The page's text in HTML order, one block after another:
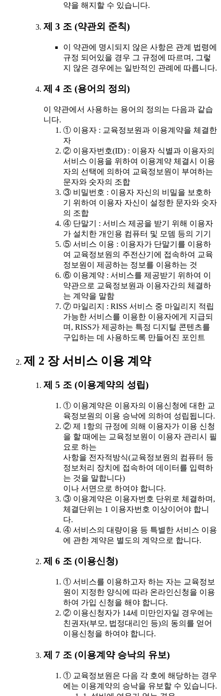
약을 해지할 수 있습니다.
제 3 조 (약관외 준칙)
이 약관에 명시되지 않은 사항은 관계 법령에
규정 되어있을 경우 그 규정에 따르며, 그렇
지 않은 경우에는 일반적인 관례에 따릅니다.
제 4 조 (용어의 정의)
이 약관에서 사용하는 용어의 정의는 다음과 같습
니다.
① 이용자 : 교육정보원과 이용계약을 체결한
자
② 이용자번호(ID) : 이용자 식별과 이용자의
서비스 이용을 위하여 이용계약 체결시 이용
자의 선택에 의하여 교육정보원이 부여하는
문자와 숫자의 조합
③ 비밀번호 : 이용자 자신의 비밀을 보호하
기 위하여 이용자 자신이 설정한 문자와 숫자
의 조합
④ 단말기 : 서비스 제공을 받기 위해 이용자
가 설치한 개인용 컴퓨터 및 모뎀 등의 기기
⑤ 서비스 이용 : 이용자가 단말기를 이용하
여 교육정보원의 주전산기에 접속하여 교육
정보원이 제공하는 정보를 이용하는 것
⑥ 이용계약 : 서비스를 제공받기 위하여 이
약관으로 교육정보원과 이용자간의 체결하
는 계약을 말함
⑦ 마일리지 : RISS 서비스 중 마일리지 적립
가능한 서비스를 이용한 이용자에게 지급되
며, RISS가 제공하는 특정 디지털 콘텐츠를
구입하는 데 사용하도록 만들어진 포인트
제 2 장 서비스 이용 계약
제 5 조 (이용계약의 성립)
① 이용계약은 이용자의 이용신청에 대한 교
육정보원의 이용 승낙에 의하여 성립됩니다.
② 제 1항의 규정에 의해 이용자가 이용 신청
을 할 때에는 교육정보원이 이용자 관리시 필
요로 하는
사항을 전자적방식(교육정보원의 컴퓨터 등
정보처리 장치에 접속하여 데이터를 입력하
는 것을 말합니다)
이나 서면으로 하여야 합니다.
③ 이용계약은 이용자번호 단위로 체결하며,
체결단위는 1 이용자번호 이상이어야 합니
다.
④ 서비스의 대량이용 등 특별한 서비스 이용
에 관한 계약은 별도의 계약으로 합니다.
제 6 조 (이용신청)
① 서비스를 이용하고자 하는 자는 교육정보
원이 지정한 양식에 따라 온라인신청을 이용
하여 가입 신청을 해야 합니다.
② 이용신청자가 14세 미만인자일 경우에는
친권자(부모, 법정대리인 등)의 동의를 얻어
이용신청을 하여야 합니다.
제 7 조 (이용계약 승낙의 유보)
① 교육정보원은 다음 각 호에 해당하는 경우
에는 이용계약의 승낙을 유보할 수 있습니다.